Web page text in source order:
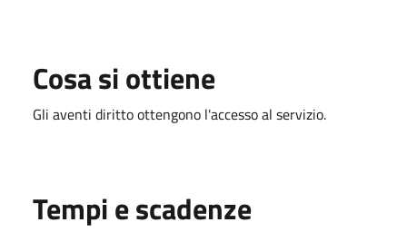
Cosa si ottiene
Gli aventi diritto ottengono l'accesso al servizio.
Tempi e scadenze